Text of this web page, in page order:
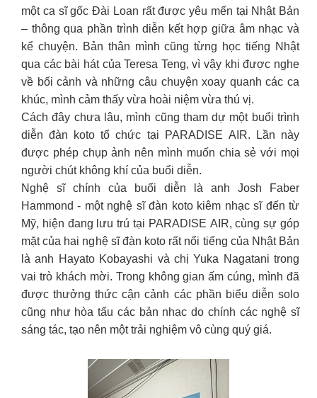
một ca sĩ gốc Đài Loan rất được yêu mến tại Nhật Bản
– thông qua phần trình diễn kết hợp giữa âm nhạc và
kể chuyện. Bản thân mình cũng từng học tiếng Nhật
qua các bài hát của Teresa Teng, vì vậy khi được nghe
về bối cảnh và những câu chuyện xoay quanh các ca
khúc, mình cảm thấy vừa hoài niệm vừa thú vị.
Cách đây chưa lâu, mình cũng tham dự một buổi trình
diễn đàn koto tổ chức tại PARADISE AIR. Lần này
được phép chụp ảnh nên mình muốn chia sẻ với mọi
người chút không khí của buổi diễn.
Nghệ sĩ chính của buổi diễn là anh Josh Faber
Hammond - một nghệ sĩ đàn koto kiêm nhạc sĩ đến từ
Mỹ, hiện đang lưu trú tại PARADISE AIR, cùng sự góp
mặt của hai nghệ sĩ đàn koto rất nổi tiếng của Nhật Bản
là anh Hayato Kobayashi và chị Yuka Nagatani trong
vai trò khách mời. Trong không gian ấm cúng, mình đã
được thưởng thức cận cảnh các phần biểu diễn solo
cũng như hòa tấu các bản nhạc do chính các nghệ sĩ
sáng tác, tạo nên một trải nghiệm vô cùng quý giá.